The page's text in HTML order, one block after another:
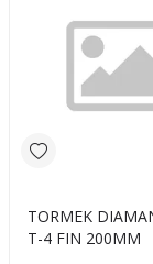
TORMEK
T-4 FIN 200MM